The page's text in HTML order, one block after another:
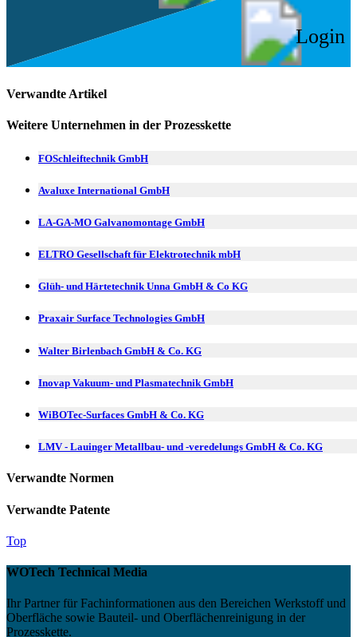
Login
Verwandte Artikel
Weitere Unternehmen in der Prozesskette
FOSchleiftechnik GmbH
Avaluxe International GmbH
LA-GA-MO Galvanomontage GmbH
ELTRO Gesellschaft für Elektrotechnik mbH
Glüh- und Härtetechnik Unna GmbH & Co KG
Praxair Surface Technologies GmbH
Walter Birlenbach GmbH & Co. KG
Inovap Vakuum- und Plasmatechnik GmbH
WiBOTec-Surfaces GmbH & Co. KG
LMV - Lauinger Metallbau- und -veredelungs GmbH & Co. KG
Verwandte Normen
Verwandte Patente
Top
WOTech Technical Media
Ihr Partner für Fachinformationen aus den Bereichen Werkstoff und
Oberfläche sowie Bauteil- und Oberflächenreinigung in der
Prozesskette.